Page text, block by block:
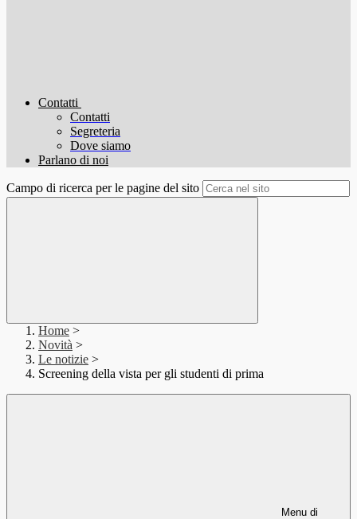
Contatti
Contatti
Segreteria
Dove siamo
Parlano di noi
Campo di ricerca per le pagine del sito
Home >
Novità >
Le notizie >
Screening della vista per gli studenti di prima
Menu di